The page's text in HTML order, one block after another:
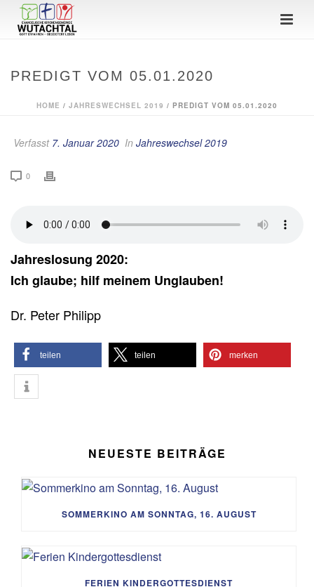
PREDIGT VOM 05.01.2020
HOME / JAHRESWECHSEL 2019 / PREDIGT VOM 05.01.2020
Verfasst 7. Januar 2020 In Jahreswechsel 2019
0
Jahreslosung 2020:
Ich glaube; hilf meinem Unglauben!
Dr. Peter Philipp
teilen teilen merken
NEUESTE BEITRÄGE
SOMMERKINO AM SONNTAG, 16. AUGUST
FERIEN KINDERGOTTESDIENST